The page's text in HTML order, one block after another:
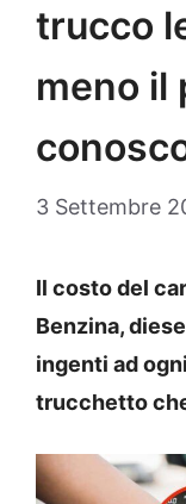
trucco
meno il
3 Settembre
Il costo del
Benzina,
ingenti ad
trucchetto